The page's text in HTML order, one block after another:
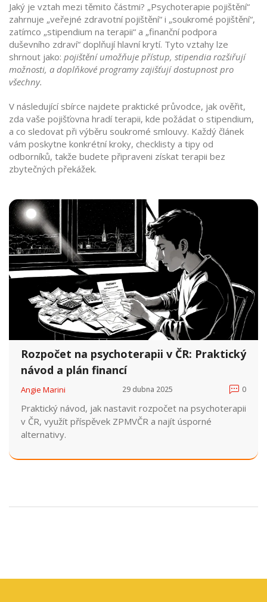
Jaký je vztah mezi těmito částmi? „Psychoterapie pojištění“
zahrnuje „veřejné zdravotní pojištění“ i „soukromé pojištění“,
zatímco „stipendium na terapii“ a „finanční podpora
duševního zdraví“ doplňují hlavní krytí. Tyto vztahy lze
shrnout jako: pojištění umožňuje přístup, stipendia rozšiřují
možnosti, a doplňkové programy zajišťují dostupnost pro
všechny.
V následující sbírce najdete praktické průvodce, jak ověřit,
zda vaše pojišťovna hradí terapii, kde požádat o stipendium,
a co sledovat při výběru soukromé smlouvy. Každý článek
vám poskytne konkrétní kroky, checklisty a tipy od
odborníků, takže budete připraveni získat terapii bez
zbytečných překážek.
Rozpočet na psychoterapii v ČR: Praktický
návod a plán financí
Angie Marini 29 dubna 2025 0
Praktický návod, jak nastavit rozpočet na psychoterapii
v ČR, využít příspěvek ZPMVČR a najít úsporné
alternativy.